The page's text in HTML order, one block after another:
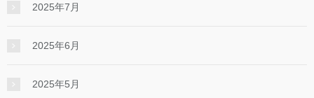
2025年7月
2025年6月
2025年5月